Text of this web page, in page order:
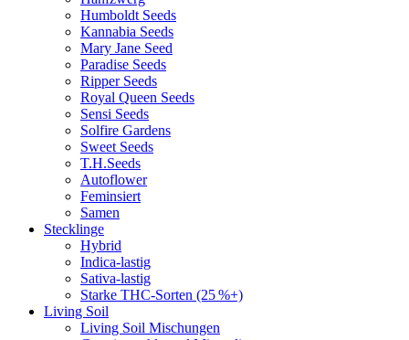
Humboldt Seeds
Kannabia Seeds
Mary Jane Seed
Paradise Seeds
Ripper Seeds
Royal Queen Seeds
Sensi Seeds
Solfire Gardens
Sweet Seeds
T.H.Seeds
Autoflower
Feminsiert
Samen
Stecklinge
Hybrid
Indica-lastig
Sativa-lastig
Starke THC-Sorten (25 %+)
Living Soil
Living Soil Mischungen